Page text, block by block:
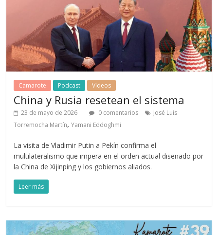
Camarote Podcast Vídeos
China y Rusia resetean el sistema
23 de mayo de 2026 0 comentarios
José Luis
Torremocha Martín,Yamani Eddoghmi
La visita de Vladimir Putin a Pekín confirma el
multilateralismo que impera en el orden actual diseñado por
la China de Xijinping y los gobiernos aliados.
Leer más